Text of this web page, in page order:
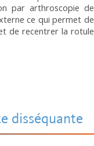
par arthroscopie de
ce qui permet de
de recentrer la rotule
disséquante